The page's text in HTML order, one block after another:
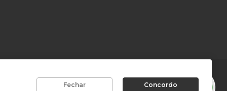
Fechar Concordo
Copyright © Joiasgold. Todos os direitos reservados.